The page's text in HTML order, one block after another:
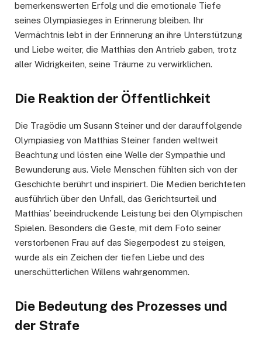
bemerkenswerten Erfolg und die emotionale Tiefe
seines Olympiasieges in Erinnerung bleiben. Ihr
Vermächtnis lebt in der Erinnerung an ihre Unterstützung
und Liebe weiter, die Matthias den Antrieb gaben, trotz
aller Widrigkeiten, seine Träume zu verwirklichen.
Die Reaktion der Öffentlichkeit
Die Tragödie um Susann Steiner und der darauffolgende
Olympiasieg von Matthias Steiner fanden weltweit
Beachtung und lösten eine Welle der Sympathie und
Bewunderung aus. Viele Menschen fühlten sich von der
Geschichte berührt und inspiriert. Die Medien berichteten
ausführlich über den Unfall, das Gerichtsurteil und
Matthias’ beeindruckende Leistung bei den Olympischen
Spielen. Besonders die Geste, mit dem Foto seiner
verstorbenen Frau auf das Siegerpodest zu steigen,
wurde als ein Zeichen der tiefen Liebe und des
unerschütterlichen Willens wahrgenommen.
Die Bedeutung des Prozesses und
der Strafe